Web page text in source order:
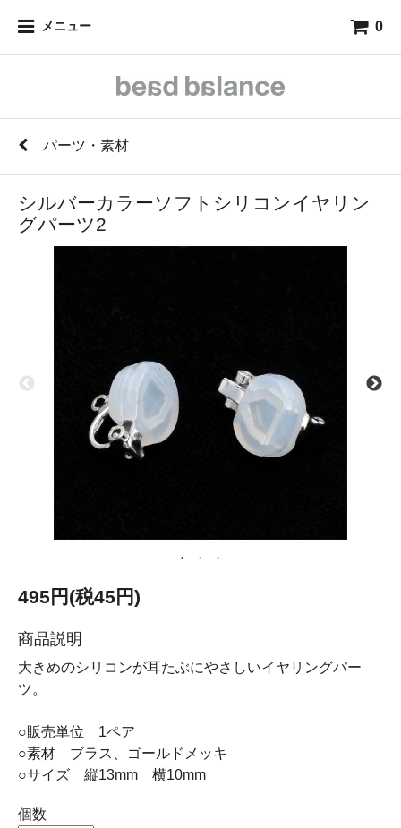
メニュー 0
パーツ・素材
シルバーカラーソフトシリコンイヤリン
グパーツ2
495円(税45円)
商品説明
大きめのシリコンが耳たぶにやさしいイヤリングパー
ツ。
○販売単位 1ペア
○素材 ブラス、ゴールドメッキ
○サイズ 縦13mm 横10mm
個数